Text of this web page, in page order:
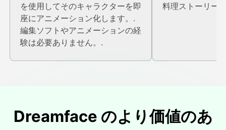
を使用してそのキャラクターを即
座にアニメーション化します。.
編集ソフトやアニメーションの経
験は必要ありません。.
料理ストーリー
Dreamface のより価値のあ